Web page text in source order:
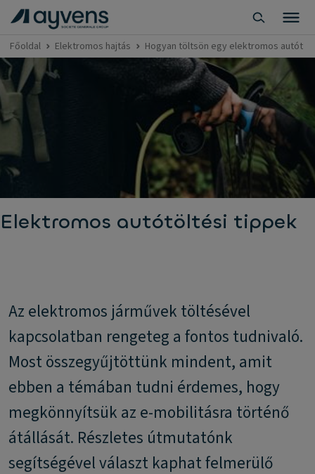
Főoldal Elektromos hajtás Hogyan töltsön egy elektromos autót
Elektromos autótöltési tippek
Az elektromos járművek töltésével
kapcsolatban rengeteg a fontos tudnivaló.
Most összegyűjtöttünk mindent, amit
ebben a témában tudni érdemes, hogy
megkönnyítsük az e-mobilitásra történő
átállását. Részletes útmutatónk
segítségével választ kaphat felmerülő